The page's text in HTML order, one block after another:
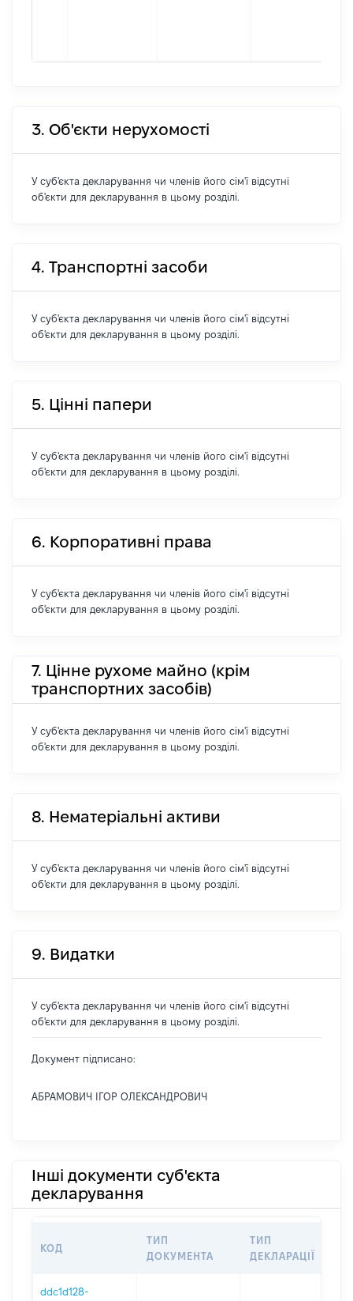
3. Об'єкти нерухомості
У суб'єкта декларування чи членів його сім'ї відсутні
об'єкти для декларування в цьому розділі.
4. Транспортні засоби
У суб'єкта декларування чи членів його сім'ї відсутні
об'єкти для декларування в цьому розділі.
5. Цінні папери
У суб'єкта декларування чи членів його сім'ї відсутні
об'єкти для декларування в цьому розділі.
6. Корпоративні права
У суб'єкта декларування чи членів його сім'ї відсутні
об'єкти для декларування в цьому розділі.
7. Цінне рухоме майно (крім
транспортних засобів)
У суб'єкта декларування чи членів його сім'ї відсутні
об'єкти для декларування в цьому розділі.
8. Нематеріальні активи
У суб'єкта декларування чи членів його сім'ї відсутні
об'єкти для декларування в цьому розділі.
9. Видатки
У суб'єкта декларування чи членів його сім'ї відсутні
об'єкти для декларування в цьому розділі.
Документ підписано:
АБРАМОВИЧ ІГОР ОЛЕКСАНДРОВИЧ
Інші документи суб'єкта
декларування
КОД
ТИП
ДОКУМЕНТА
ТИП
ДЕКЛАРАЦІЇ
ddc1d128-